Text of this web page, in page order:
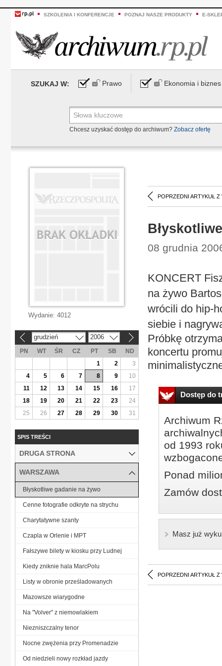
SZKOLENIA I KONFERENCJE POZNAJ NASZE PRODUKTY E-
SZUKAJ W: Prawo Ekonomia i biznes
Chcesz uzyskać dostęp do archiwum? Zobacz ofertę
POPRZEDNI ARTYKUŁ Z
08 grudnia
KONCERT
na żywo
wrócili do hip-
siebie i
Próbkę
koncertu
Dostęp do
Archiwum
od 1993
Ponad
Zamów
Masz już
POPRZEDNI ARTYKUŁ Z
Wydanie: 4012
grudzień 2006
PN WT ŚR CZ PT SB
ND
1
2
3
4
5 6 7 8 9
10
11
12 13 14 15 16
17
18
19 20 21 22 23
24
25
26 27 28 29 30 31
SPIS TREŚCI
DRUGA STRONA
WARSZAWA
Błyskotliwe gadanie na żywo
Cenne fotografie odkryte na strychu
Charytatywne szanty
Czapla w Orlenie i MPT
Fałszywe bilety w kiosku przy Ludnej
Kiedy zniknie hala MarcPolu
Listy w obronie prześladowanych
Mazowsze wiarygodne
Na "Volver" z niemowlakiem
Niezniszczalny tenor
Nocne zwężenia przy Promenadzie
Od niedzieli nowy rozkład jazdy